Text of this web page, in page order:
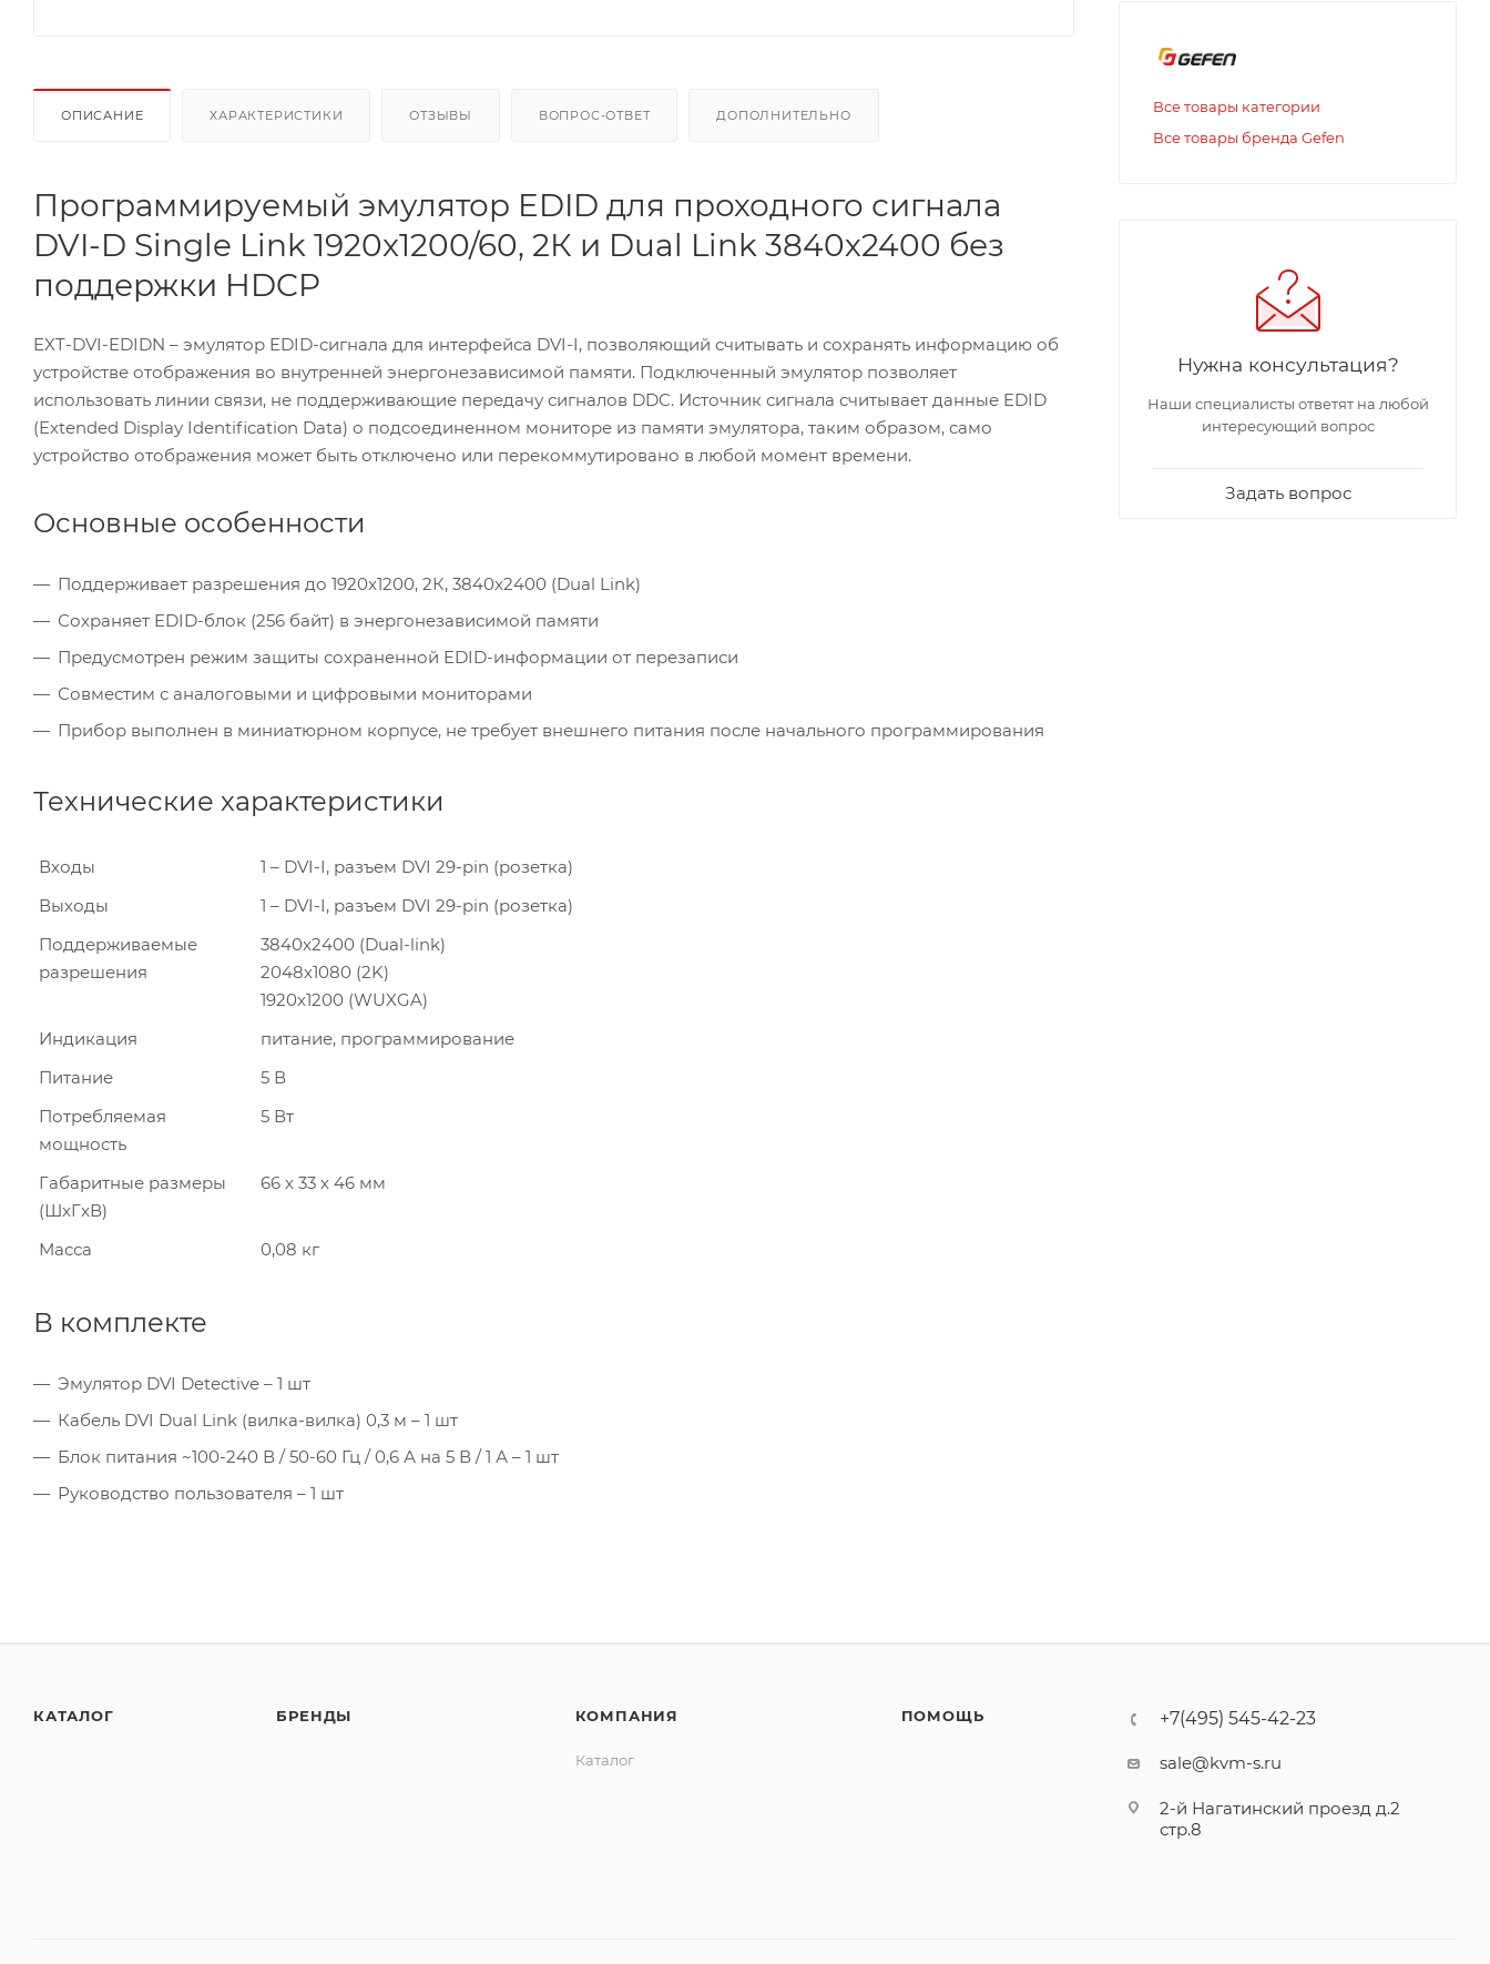
ОПИСАНИЕ ХАРАКТЕРИСТИКИ ОТЗЫВЫ ВОПРОС-ОТВЕТ ДОПОЛНИТЕЛЬНО
Программируемый эмулятор EDID для проходного сигнала
DVI-D Single Link 1920x1200/60, 2К и Dual Link 3840х2400 без
поддержки HDCP
EXT-DVI-EDIDN – эмулятор EDID-сигнала для интерфейса DVI-I, позволяющий считывать и сохранять информацию об
устройстве отображения во внутренней энергонезависимой памяти. Подключенный эмулятор позволяет
использовать линии связи, не поддерживающие передачу сигналов DDC. Источник сигнала считывает данные EDID
(Extended Display Identification Data) о подсоединенном мониторе из памяти эмулятора, таким образом, само
устройство отображения может быть отключено или перекоммутировано в любой момент времени.
Основные особенности
Поддерживает разрешения до 1920x1200, 2К, 3840x2400 (Dual Link)
Сохраняет EDID-блок (256 байт) в энергонезависимой памяти
Предусмотрен режим защиты сохраненной EDID-информации от перезаписи
Совместим с аналоговыми и цифровыми мониторами
Прибор выполнен в миниатюрном корпусе, не требует внешнего питания после начального программирования
Технические характеристики
Входы
1 – DVI-I, разъем DVI 29-pin (розетка)
Выходы
1 – DVI-I, разъем DVI 29-pin (розетка)
Поддерживаемые
разрешения
3840x2400 (Dual-link)
2048x1080 (2K)
1920x1200 (WUXGA)
Индикация
питание, программирование
Питание
5 В
Потребляемая
мощность
5 Вт
Габаритные размеры
(ШxГxВ)
66 x 33 x 46 мм
Масса 0,08 кг
В комплекте
Эмулятор DVI Detective – 1 шт
Кабель DVI Dual Link (вилка-вилка) 0,3 м – 1 шт
Блок питания ~100-240 В / 50-60 Гц / 0,6 А на 5 В / 1 А – 1 шт
Руководство пользователя – 1 шт
Все товары категории
Все товары бренда Gefen
Нужна консультация?
Наши специалисты ответят на любой
интересующий вопрос
Задать вопрос
КАТАЛОГ БРЕНДЫ КОМПАНИЯ
Каталог
ПОМОЩЬ +7(495) 545-42-23
sale@kvm-s.ru
2-й Нагатинский проезд д.2
стр.8